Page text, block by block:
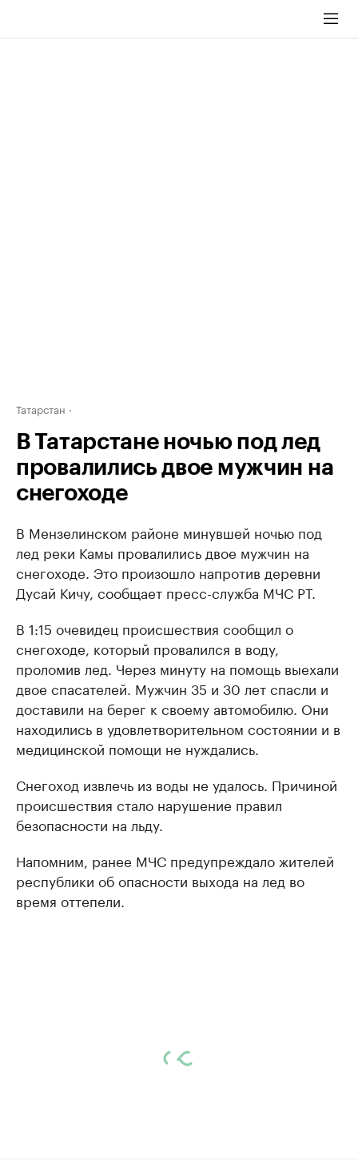
Татарстан
В Татарстане ночью под лед
провалились двое мужчин на
снегоходе
В Мензелинском районе минувшей ночью под
лед реки Камы провалились двое мужчин на
снегоходе. Это произошло напротив деревни
Дусай Кичу, сообщает пресс-служба МЧС РТ.
В 1:15 очевидец происшествия сообщил о
снегоходе, который провалился в воду,
проломив лед. Через минуту на помощь выехали
двое спасателей. Мужчин 35 и 30 лет спасли и
доставили на берег к своему автомобилю. Они
находились в удовлетворительном состоянии и в
медицинской помощи не нуждались.
Снегоход извлечь из воды не удалось. Причиной
происшествия стало нарушение правил
безопасности на льду.
Напомним, ранее МЧС предупреждало жителей
республики об опасности выхода на лед во
время оттепели.